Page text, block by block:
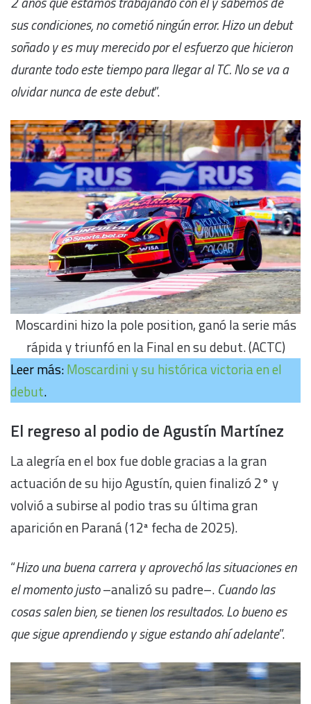
sus condiciones, no cometió ningún error. Hizo un debut
soñado y es muy merecido por el esfuerzo que hicieron
durante todo este tiempo para llegar al TC. No se va a
olvidar nunca de este debut”.
Moscardini hizo la pole position, ganó la serie más
rápida y triunfó en la Final en su debut. (ACTC)
Leer más:Moscardini y su histórica victoria en el
debut.
El regreso al podio de Agustín Martínez
La alegría en el box fue doble gracias a la gran
actuación de su hijo Agustín, quien finalizó 2° y
volvió a subirse al podio tras su última gran
aparición en Paraná (12ª fecha de 2025).
“Hizo una buena carrera y aprovechó las situaciones en
el momento justo–analizó su padre–. Cuando las
cosas salen bien, se tienen los resultados. Lo bueno es
que sigue aprendiendo y sigue estando ahí adelante”.